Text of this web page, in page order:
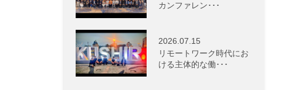
カンファレン･･･
2026.07.15
リモートワーク時代にお
ける主体的な働･･･